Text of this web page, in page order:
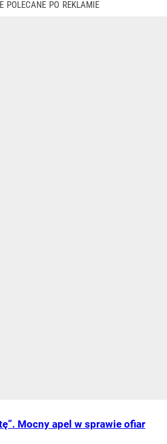
Mocny apel w sprawie ofiar